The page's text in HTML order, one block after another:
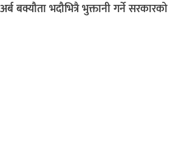
बक्यौता भदौभित्रै भुक्तानी गर्ने सरकारको